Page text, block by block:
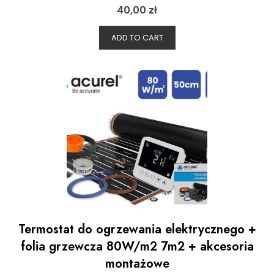
40,00 zł
ADD TO CART
Termostat do ogrzewania elektrycznego +
folia grzewcza 80W/m2 7m2 + akcesoria
montażowe